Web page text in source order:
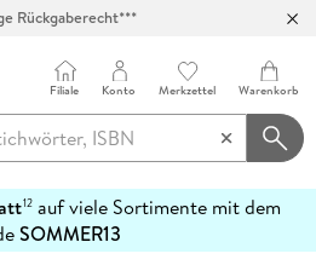
Rückgaberecht***
Filiale Konto Merkzettel Warenkorb
12auf viele Sortimente mit dem
SOMMER13